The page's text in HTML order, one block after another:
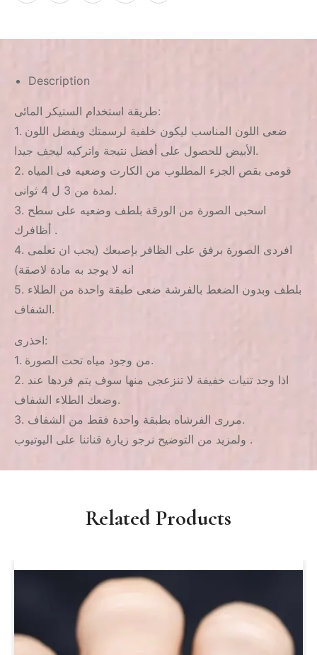
Description
طريقة استخدام الستيكر المائى:
1. ضعى اللون المناسب ليكون خلفية لرسمتك ويفضل اللون
الأبيض للحصول على أفضل نتيجة واتركيه ليجف جيدا.
2. قومى بقص الجزء المطلوب من الكارت وضعيه فى المياه
لمدة من 3 ل 4 ثوانى.
3. اسحبى الصورة من الورقة بلطف وضعيه على سطح
أظافرك .
4. افردى الصورة برفق على الظافر بإصبعك (يجب ان تعلمى
انه لا يوجد به مادة لاصقة)
5. بلطف وبدون الضغط بالفرشة ضعى طبقة واحدة من الطلاء
الشفاف.
احذرى:
1. من وجود مياه تحت الصورة.
2. اذا وجد تنيات خفيفة لا تنزعجى منها سوف يتم فردها عند
وضعك الطلاء الشفاف.
3. مررى الفرشاه بطبقة واحدة فقط من الشفاف.
ولمزيد من التوضيح نرجو زيارة قناتنا على اليوتيوب .
Related Products